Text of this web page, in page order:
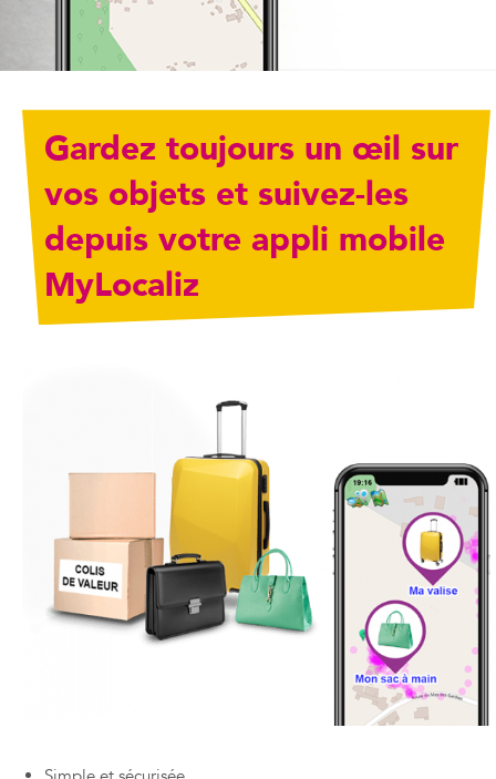
Gardez toujours un œil sur
vos objets et suivez-les
depuis votre appli mobile
MyLocaliz